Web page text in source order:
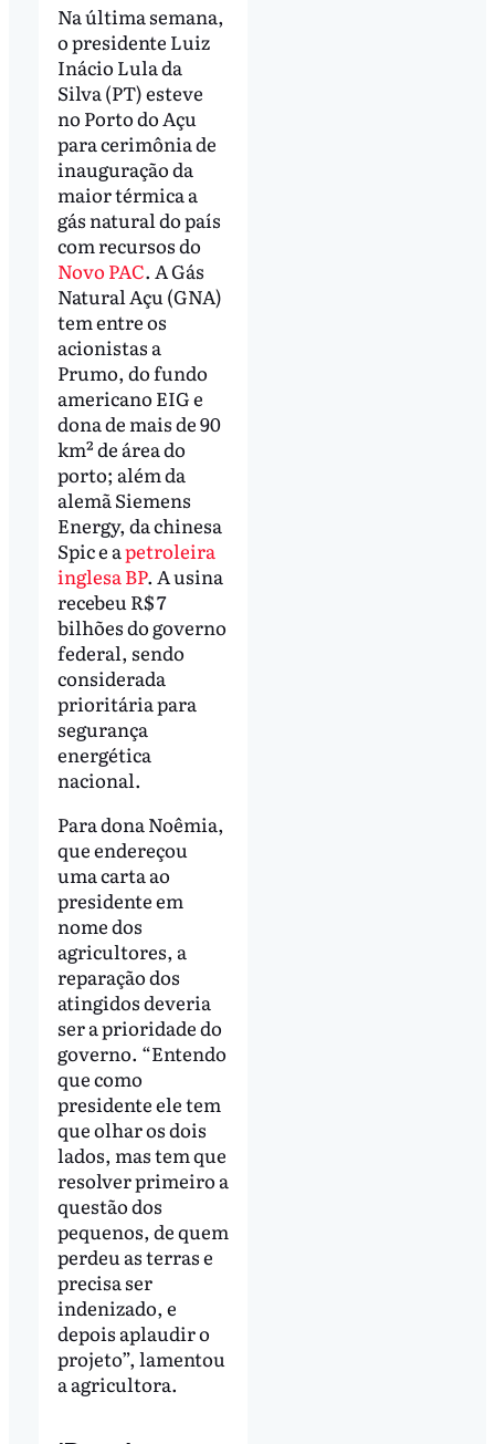
Na última semana,
o presidente Luiz
Inácio Lula da
Silva (PT) esteve
no Porto do Açu
para cerimônia de
inauguração da
maior térmica a
gás natural do país
com recursos do
Novo PAC. A Gás
Natural Açu (GNA)
tem entre os
acionistas a
Prumo, do fundo
americano EIG e
dona de mais de 90
km² de área do
porto; além da
alemã Siemens
Energy, da chinesa
Spic e apetroleira
inglesa BP. A usina
recebeu R$ 7
bilhões do governo
federal, sendo
considerada
prioritária para
segurança
energética
nacional.
Para dona Noêmia,
que endereçou
uma carta ao
presidente em
nome dos
agricultores, a
reparação dos
atingidos deveria
ser a prioridade do
governo. “Entendo
que como
presidente ele tem
que olhar os dois
lados, mas tem que
resolver primeiro a
questão dos
pequenos, de quem
perdeu as terras e
precisa ser
indenizado, e
depois aplaudir o
projeto”, lamentou
a agricultora.